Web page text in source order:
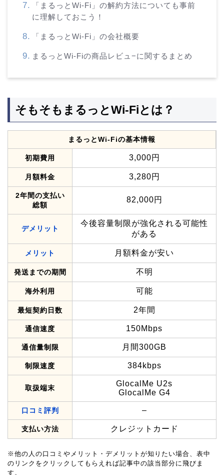
「まるっとWi-Fi」の解約方法についても事前
に理解しておこう！
「まるっとWi-Fi」の会社概要
まるっとWi-Fiの商品レビュ−に関するまとめ
そもそもまるっとWi-Fiとは？
まるっとWi-Fiの基本情報
初期費用 3,000円
月額料金 3,280円
2年間の支払い
総額
82,000円
デメリット
今後容量制限が強化される可能性
がある
メリット 月額料金が安い
発送までの期間 不明
海外利用 可能
最短契約日数 2年間
通信速度 150Mbps
通信量制限 月間300GB
制限速度 384kbps
取扱端末
GlocalMe U2s
GlocalMe G4
口コミ評判 –
支払い方法 クレジットカード
※他の人の口コミやメリット・デメリットが知りたい場合、表中
のリンクをクリックしてもらえれば記事中の該当部分に飛びま
す。